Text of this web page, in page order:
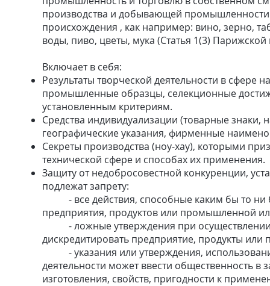
производства и добывающей
происхождения , как например: вино, зерно,
воды, пиво, цветы, мука (Статья 1(3)
Включает в себя:
Результаты творческой деятельности в сфере
промышленные образцы, селекционные
установленным критериям.
Средства индивидуализации (товарные
географические указания, фирменные
Секреты производства (ноу-хау), которыми
технической сфере и способах их применения.
Защиту от недобросовестной конкуренции,
подлежат запрету:
- все действия, способные каким бы то ни
предприятия, продуктов или промышленной
- ложные утверждения при осуществлении
дискредитировать предприятие, продукты
- указания или утверждения,
деятельности может ввести общественность в
изготовления, свойств, пригодности к